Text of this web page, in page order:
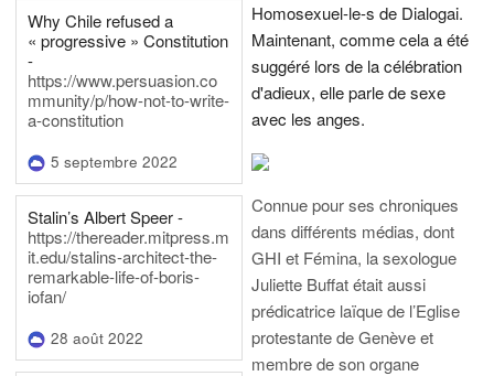
Why Chile refused a
« progressive » Constitution
-
https://www.persuasion.co
mmunity/p/how-not-to-write-
a-constitution
5 septembre 2022
Stalin’s Albert Speer -
https://thereader.mitpress.m
it.edu/stalins-architect-the-
remarkable-life-of-boris-
iofan/
28 août 2022
Homosexuel-le-s de Dialogai.
Maintenant, comme cela a été
suggéré lors de la célébration
d'adieux, elle parle de sexe
avec les anges.
Connue pour ses chroniques
dans différents médias, dont
GHI et Fémina, la sexologue
Juliette Buffat était aussi
prédicatrice laïque de l’Eglise
protestante de Genève et
membre de son organe